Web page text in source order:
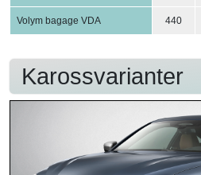
Volym bagage VDA 440
Karossvarianter